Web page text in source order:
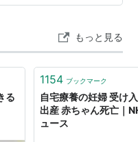
緒でも参加できる面談
。 赤ちゃんの成長…もっと見る
る
1154 ブックマーク
自宅療養の妊婦 受け
出産 赤ちゃん死亡｜
ュース